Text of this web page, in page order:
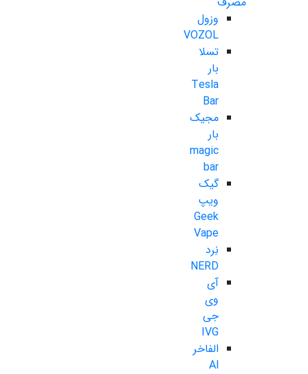
وزول
VOZOL
تسلا
بار
Tesla
Bar
مجیک
بار
magic
bar
گیک
ویپ
Geek
Vape
نِرد
NERD
آی
وی
جی
IVG
الفاخر
Al